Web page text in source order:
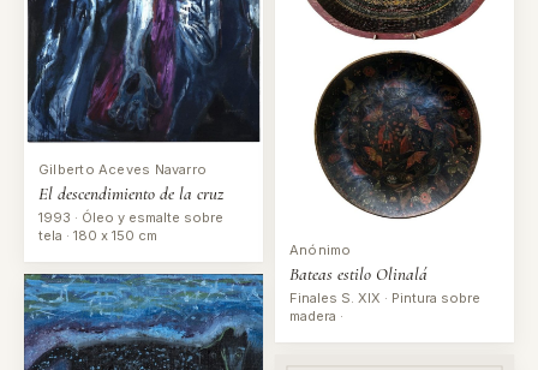
Gilberto Aceves Navarro
El descendimiento de la cruz
1993 · Óleo y esmalte sobre
tela · 180 x 150 cm
Anónimo
Bateas estilo Olinalá
Finales S. XIX · Pintura sobre
madera ·